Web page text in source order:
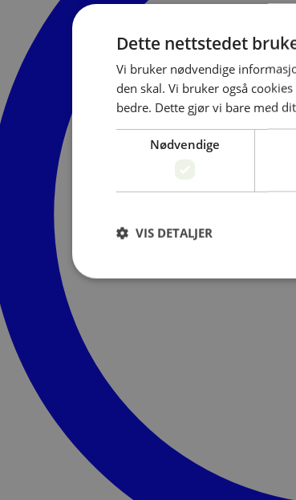
Dette nettstedet
Vi bruker nødvendige
den skal. Vi bruker også
bedre. Dette gjør vi bare med
Nødvendige
VIS DETALJER